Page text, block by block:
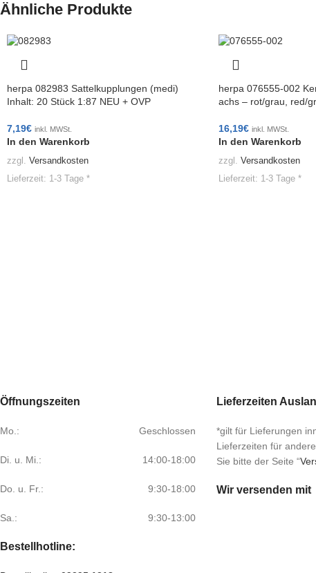
Ähnliche Produkte
herpa 082983 Sattelkupplungen (medi)
Inhalt: 20 Stück 1:87 NEU + OVP
7,19€ inkl. MWSt.
In den Warenkorb
zzgl. Versandkosten
Lieferzeit: 1-3 Tage *
herpa 076555-002
achs – rot/grau, red/
16,19€ inkl. MWSt.
In den Warenkorb
zzgl. Versandkosten
Lieferzeit: 1-3 Tage *
Öffnungszeiten
Mo.: Geschlossen
Di. u. Mi.: 14:00-18:00
Do. u. Fr.: 9:30-18:00
Sa.: 9:30-13:00
Bestellhotline:
Lieferzeiten
*gilt für Lieferungen
Lieferzeiten für
Sie bitte der Seite “
Wir versenden mit